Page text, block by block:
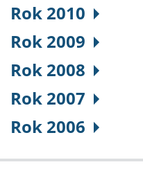
Rok 2010
Rok 2009
Rok 2008
Rok 2007
Rok 2006